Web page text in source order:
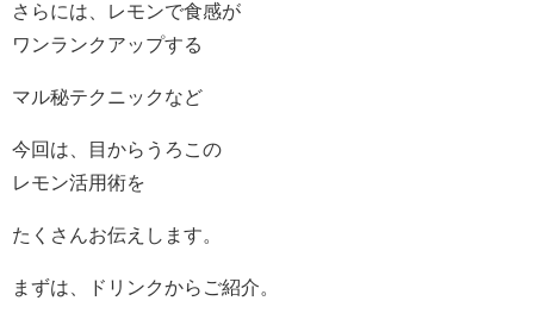
さらには、レモンで食感が
ワンランクアップする
マル秘テクニックなど
今回は、目からうろこの
レモン活用術を
たくさんお伝えします。
まずは、ドリンクからご紹介。